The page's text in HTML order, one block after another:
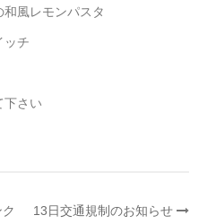
風レモンパスタ
ッチ
下さい
13日交通規制のお知らせ